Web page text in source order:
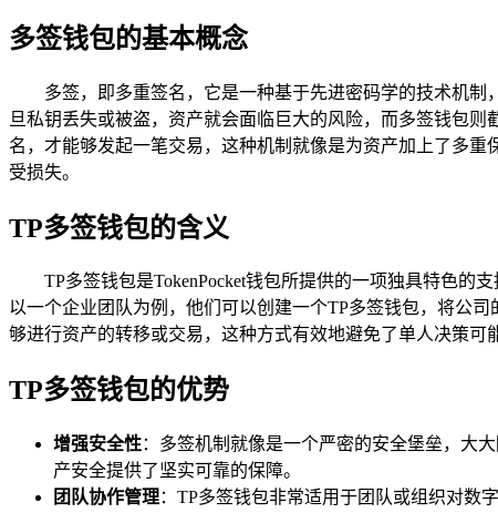
多签钱包的基本概念
多签，即多重签名，它是一种基于先进密码学的技术机
旦私钥丢失或被盗，资产就会面临巨大的风险，而多签钱包
名，才能够发起一笔交易，这种机制就像是为资产加上了多
受损失。
TP多签钱包的含义
TP多签钱包是TokenPocket钱包所提供的一项独具特色的
以一个企业团队为例，他们可以创建一个TP多签钱包，将公
够进行资产的转移或交易，这种方式有效地避免了单人决策可
TP多签钱包的优势
增强安全性：多签机制就像是一个严密的安全堡垒，大
产安全提供了坚实可靠的保障。
团队协作管理：TP多签钱包非常适用于团队或组织对数